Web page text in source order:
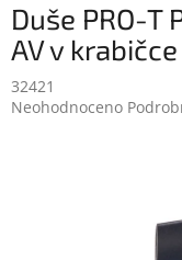
Duše PRO-T
AV v krabičce
32421
Průměrné
Neohodnoceno